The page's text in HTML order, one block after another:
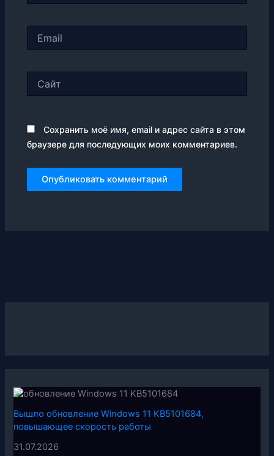
Сохранить моё имя, email и адрес сайта в этом
браузере для последующих моих комментариев.
Вышло обновление Windows 11 KB5101684,
повышающее скорость работы
31.07.2026